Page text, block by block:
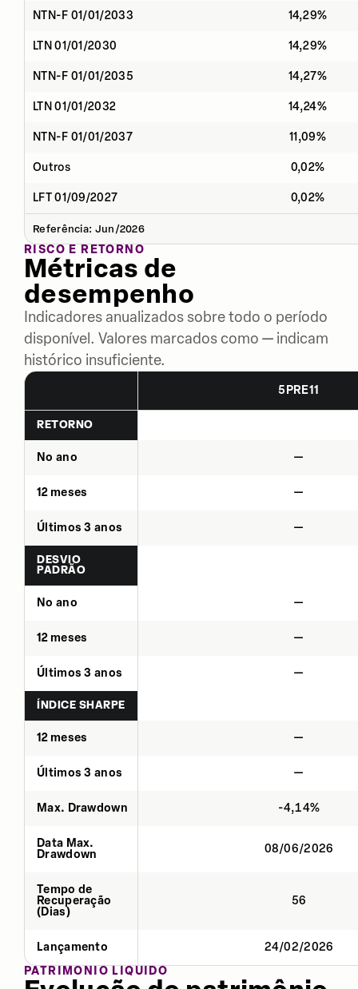
NTN-F 01/01/2033 14,29%
LTN 01/01/2030 14,29%
NTN-F 01/01/2035 14,27%
LTN 01/01/2032 14,24%
NTN-F 01/01/2037 11,09%
Outros 0,02%
LFT 01/09/2027 0,02%
Referência: Jun/2026
RISCO E RETORNO
Métricas de
desempenho
Indicadores anualizados sobre todo o período
disponível. Valores marcados como — indicam
histórico insuficiente.
5PRE11
RETORNO
No ano —
12 meses —
Últimos 3 anos —
DESVIO
PADRÃO
No ano —
12 meses —
Últimos 3 anos —
ÍNDICE SHARPE
12 meses —
Últimos 3 anos —
Max. Drawdown -4,14%
Data Max.
Drawdown
08/06/2026
Tempo de
Recuperação
(Dias)
56
Lançamento
24/02/2026
PATRIMÔNIO LÍQUIDO